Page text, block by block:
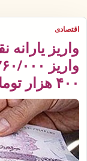
اقتصادی
۴۰۰ هزار تومان یارانه مادران